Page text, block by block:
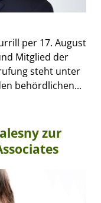
per 17. August
Mitglied der
steht unter
behördlichen...
zur